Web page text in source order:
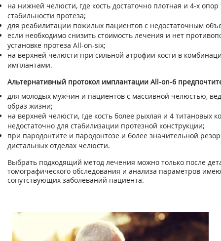
на нижней челюсти, где кость достаточно плотная и 4-х опор
стабильности протеза;
для реабилитации пожилых пациентов с недостаточным
если необходимо снизить стоимость лечения и нет
установке протеза All-on-six;
на верхней челюсти при сильной атрофии кости в
имплантами.
Альтернативный протокол имплантации All-on-6
для молодых мужчин и пациентов с массивной челюстью,
образ жизни;
на верхней челюсти, где кость более рыхлая и 4 титановых
недостаточно для стабилизации протезной конструкции;
при пародонтите и пародонтозе и более значительной
дистальных отделах челюсти.
Выбрать подходящий метод лечения можно только после
томографического обследования и анализа параметров
сопутствующих заболеваний пациента.